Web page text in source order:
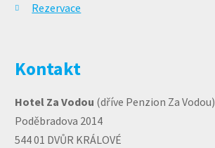
Rezervace
Kontakt
Hotel Za Vodou (dříve Penzion Za Vodou)
Poděbradova 2014
544 01 DVŮR KRÁLOVÉ